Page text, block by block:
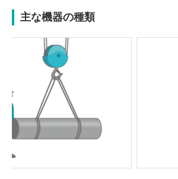
主な機器の種類
Previou